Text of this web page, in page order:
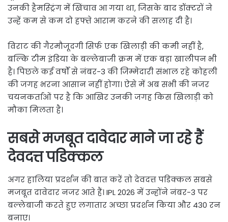
उनकी हैमस्ट्रिंग में खिंचाव आ गया था, जिसके बाद डॉक्टरों ने
उन्हें कम से कम दो हफ्ते आराम करने की सलाह दी है।
विराट की गैरमौजूदगी सिर्फ एक खिलाड़ी की कमी नहीं है,
बल्कि टीम इंडिया के बल्लेबाजी क्रम में एक बड़ा खालीपन भी
है। पिछले कई वर्षों से नंबर-3 की जिम्मेदारी संभाल रहे कोहली
की जगह भरना आसान नहीं होगा। ऐसे में अब सभी की नजर
चयनकर्ताओं पर है कि आखिर उनकी जगह किस खिलाड़ी को
मौका मिलता है।
सबसे मजबूत दावेदार माने जा रहे हैं
देवदत्त पडिक्कल
अगर हालिया प्रदर्शन की बात करें तो देवदत्त पडिक्कल सबसे
मजबूत दावेदार नजर आते हैं। IPL 2026 में उन्होंने नंबर-3 पर
बल्लेबाजी करते हुए लगातार अच्छा प्रदर्शन किया और 430 रन
बनाए।